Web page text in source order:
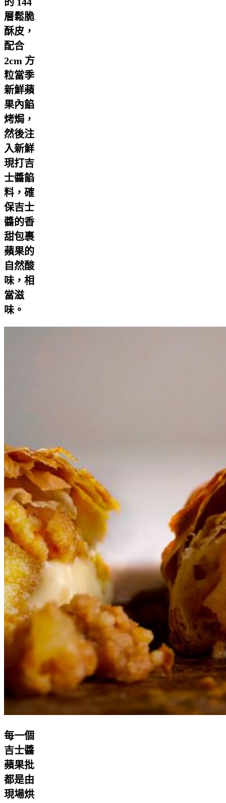
層鬆脆
酥皮，
配合
2cm 方
粒當季
新鮮蘋
果內餡
烤焗，
然後注
入新鮮
現打吉
士醬餡
料，確
保吉士
醬的香
甜包裹
蘋果的
自然酸
味，相
當滋
味。
每一個
吉士醬
蘋果批
都是由
現場烘